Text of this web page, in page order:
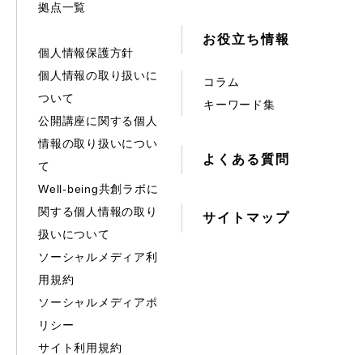
拠点一覧
個人情報保護方針
個人情報の取り扱いに
ついて
公開講座に関する個人
情報の取り扱いについ
て
Well-being共創ラボに
関する個人情報の取り
扱いについて
ソーシャルメディア利
用規約
ソーシャルメディアポ
リシー
サイト利用規約
お役立ち情報
コラム
キーワード集
よくある質問
サイトマップ